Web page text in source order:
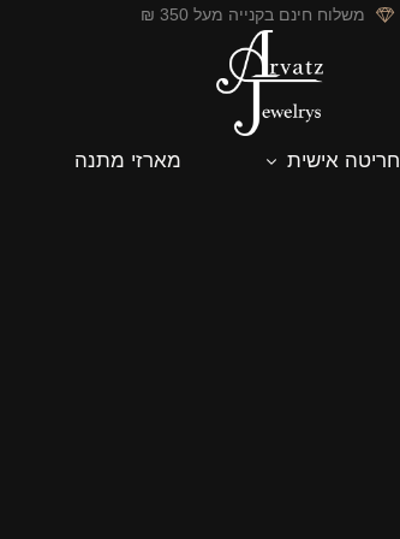
משלוח חינם בקנייה מעל 350 ₪
חריטה אישית מארזי מתנה